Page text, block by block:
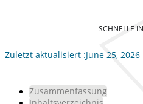
SCHNELLE
Zuletzt aktualisiert :June 25,
Zusammenfassung